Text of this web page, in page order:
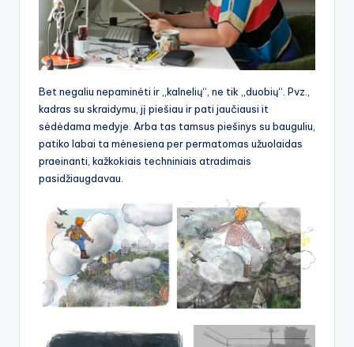
Bet negaliu nepaminėti ir „kalnelių“, ne tik „duobių“. Pvz.,
kadras su skraidymu, jį piešiau ir pati jaučiausi it
sėdėdama medyje. Arba tas tamsus piešinys su bauguliu,
patiko labai ta mėnesiena per permatomas užuolaidas
praeinanti, kažkokiais techniniais atradimais
pasidžiaugdavau.